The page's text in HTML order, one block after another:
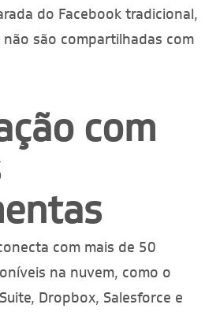
do Facebook tradicional,
são compartilhadas com
com
com mais de 50
na nuvem, como o
Dropbox, Salesforce e